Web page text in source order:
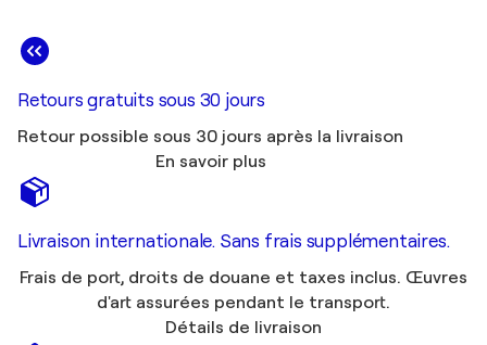
Retours gratuits sous 30 jours
Retour possible sous 30 jours après la livraison
En savoir plus
Livraison internationale. Sans frais supplémentaires.
Frais de port, droits de douane et taxes inclus. Œuvres
d'art assurées pendant le transport.
Détails de livraison